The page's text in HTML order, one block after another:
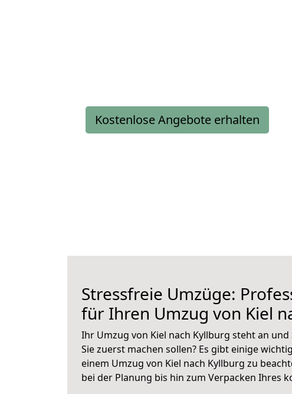
Kostenlose Angebote erhalten
Stressfreie Umzüge:
für Ihren Umzug von Kiel
Ihr Umzug von Kiel nach Kyllburg steht an und
Sie zuerst machen sollen? Es gibt einige
einem Umzug von Kiel nach Kyllburg zu
bei der Planung bis hin zum Verpacken Ihres